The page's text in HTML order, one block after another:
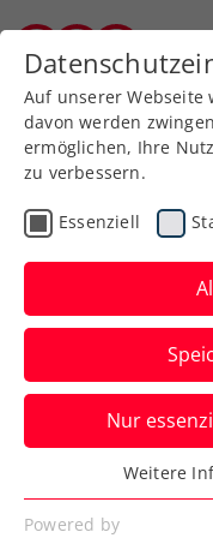
Zurück zur
Turniere
Eine
für den
Das Upper
ADMIRAL
Kooperation
Verfasst von:
Auf unserer Webseite
davon werden
ermöglichen, Ihre
zu verbessern.
Essenziell
Nur
Essenziell
Essenzielle Cookies
Weitere
Powered by